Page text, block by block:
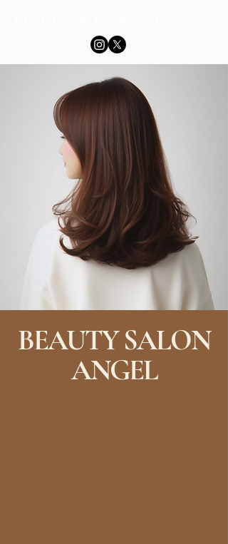
BEAUTY SALON
ANGEL